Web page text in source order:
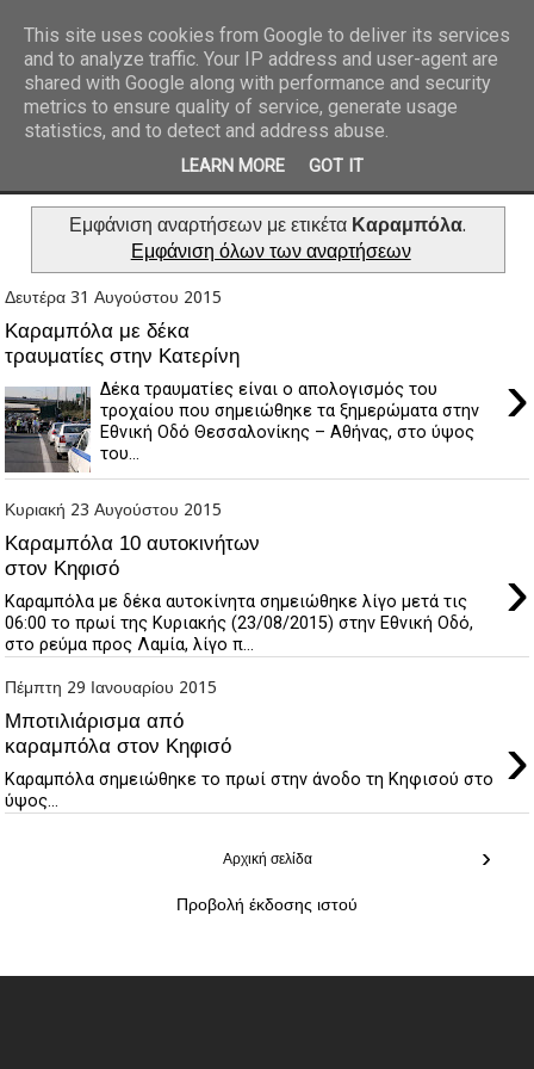
REPORTAZ NET
Εμφάνιση αναρτήσεων με ετικέτα Καραμπόλα.
Εμφάνιση όλων των αναρτήσεων
Δευτέρα 31 Αυγούστου 2015
Καραμπόλα με δέκα
τραυματίες στην Κατερίνη
›
Δέκα τραυματίες είναι ο απολογισμός του
τροχαίου που σημειώθηκε τα ξημερώματα στην
Εθνική Οδό Θεσσαλονίκης – Αθήνας, στο ύψος
του...
Κυριακή 23 Αυγούστου 2015
Καραμπόλα 10 αυτοκινήτων
στον Κηφισό
›
Καραμπόλα με δέκα αυτοκίνητα σημειώθηκε λίγο μετά τις
06:00 το πρωί της Κυριακής (23/08/2015) στην Εθνική Οδό,
στο ρεύμα προς Λαμία, λίγο π...
Πέμπτη 29 Ιανουαρίου 2015
Μποτιλιάρισμα από
καραμπόλα στον Κηφισό
›
Καραμπόλα σημειώθηκε το πρωί στην άνοδο τη Κηφισού στο
ύψος...
›
Αρχική σελίδα
Προβολή έκδοσης ιστού
This site uses cookies from Google to deliver its services
and to analyze traffic. Your IP address and user-agent are
shared with Google along with performance and security
metrics to ensure quality of service, generate usage
statistics, and to detect and address abuse.
LEARN MORE GOT IT